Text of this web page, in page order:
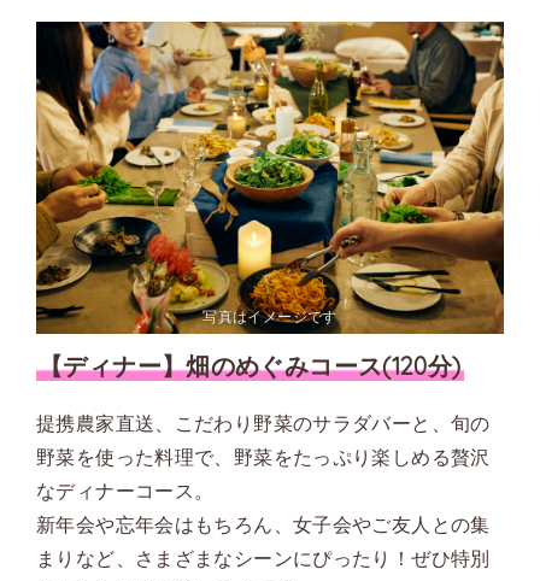
写真はイメージです
【ディナー】畑のめぐみコース(120分)
提携農家直送、こだわり野菜のサラダバーと、旬の
野菜を使った料理で、野菜をたっぷり楽しめる贅沢
なディナーコース。
新年会や忘年会はもちろん、女子会やご友人との集
まりなど、さまざまなシーンにぴったり！ぜひ特別